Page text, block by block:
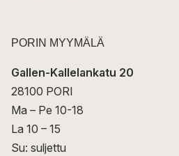
PORIN MYYMÄLÄ
Gallen-Kallelankatu 20
28100 PORI
Ma – Pe 10-18
La 10 – 15
Su: suljettu